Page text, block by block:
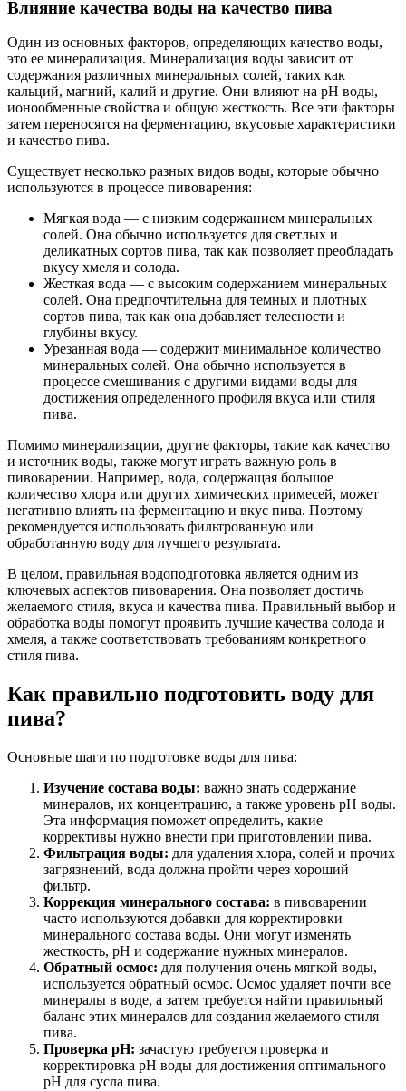
Влияние качества воды на качество пива
Один из основных факторов, определяющих качество воды,
это ее минерализация. Минерализация воды зависит от
содержания различных минеральных солей, таких как
кальций, магний, калий и другие. Они влияют на рН воды,
ионообменные свойства и общую жесткость. Все эти факторы
затем переносятся на ферментацию, вкусовые характеристики
и качество пива.
Существует несколько разных видов воды, которые обычно
используются в процессе пивоварения:
Мягкая вода — с низким содержанием минеральных
солей. Она обычно используется для светлых и
деликатных сортов пива, так как позволяет преобладать
вкусу хмеля и солода.
Жесткая вода — с высоким содержанием минеральных
солей. Она предпочтительна для темных и плотных
сортов пива, так как она добавляет телесности и
глубины вкусу.
Урезанная вода — содержит минимальное количество
минеральных солей. Она обычно используется в
процессе смешивания с другими видами воды для
достижения определенного профиля вкуса или стиля
пива.
Помимо минерализации, другие факторы, такие как качество
и источник воды, также могут играть важную роль в
пивоварении. Например, вода, содержащая большое
количество хлора или других химических примесей, может
негативно влиять на ферментацию и вкус пива. Поэтому
рекомендуется использовать фильтрованную или
обработанную воду для лучшего результата.
В целом, правильная водоподготовка является одним из
ключевых аспектов пивоварения. Она позволяет достичь
желаемого стиля, вкуса и качества пива. Правильный выбор и
обработка воды помогут проявить лучшие качества солода и
хмеля, а также соответствовать требованиям конкретного
стиля пива.
Как правильно подготовить воду для
пива?
Основные шаги по подготовке воды для пива:
Изучение состава воды: важно знать содержание
минералов, их концентрацию, а также уровень pH воды.
Эта информация поможет определить, какие
коррективы нужно внести при приготовлении пива.
Фильтрация воды: для удаления хлора, солей и прочих
загрязнений, вода должна пройти через хороший
фильтр.
Коррекция минерального состава: в пивоварении
часто используются добавки для корректировки
минерального состава воды. Они могут изменять
жесткость, pH и содержание нужных минералов.
Обратный осмос: для получения очень мягкой воды,
используется обратный осмос. Осмос удаляет почти все
минералы в воде, а затем требуется найти правильный
баланс этих минералов для создания желаемого стиля
пива.
Проверка pH: зачастую требуется проверка и
корректировка pH воды для достижения оптимального
pH для сусла пива.